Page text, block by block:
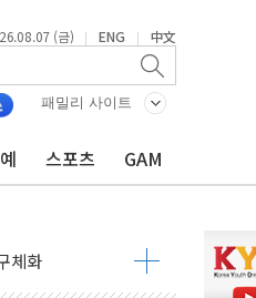
(금) | ENG | 中文
패밀리 사이트
스포츠 GAM
가" 전망
작전"
마·앱러빈↓